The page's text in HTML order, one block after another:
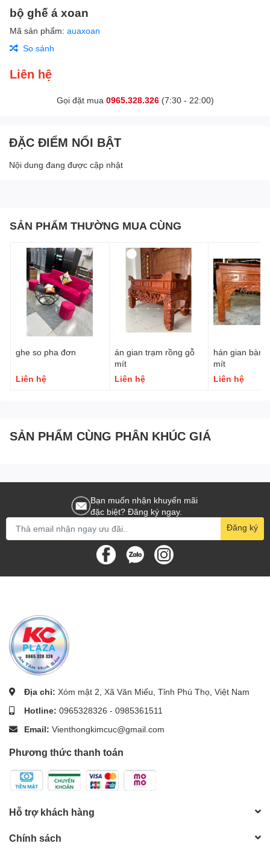
bộ ghế á xoan
Mã sản phẩm: auaxoan
So sánh
Liên hệ
Gọi đặt mua 0965.328.326(7:30 - 22:00)
ĐẶC ĐIỂM NỔI BẬT
Nội dung đang được cập nhật
SẢN PHẨM THƯỜNG MUA CÙNG
ghe so pha đơn
Liên hệ
án gian trạm rồng gỗ
mít
Liên hệ
hán gian bàn
mít
Liên hệ
SẢN PHẨM CÙNG PHÂN KHÚC GIÁ
Bạn muốn nhận khuyến mãi
đặc biệt? Đăng ký ngay.
Đăng ký
Địa chỉ: Xóm mật 2, Xã Văn Miếu, Tỉnh Phú Thọ, Việt Nam
Hotline: 0965328326 - 0985361511
Email: Vienthongkimcuc@gmail.com
Phương thức thanh toán
Hỗ trợ khách hàng
Chính sách